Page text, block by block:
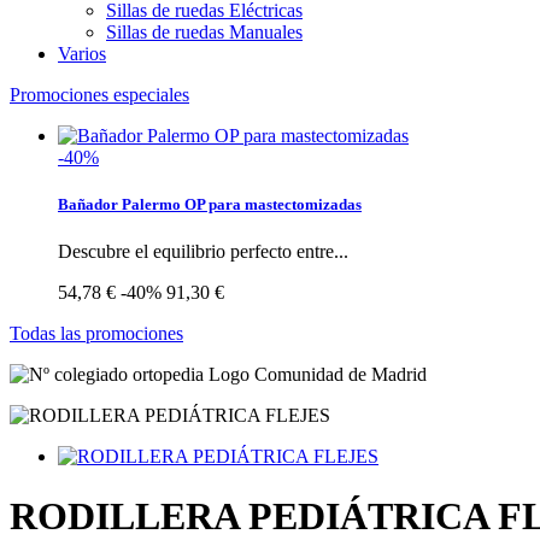
Sillas de ruedas Eléctricas
Sillas de ruedas Manuales
Varios
Promociones especiales
-40%
Bañador Palermo OP para mastectomizadas
Descubre el equilibrio perfecto entre...
54,78 € -40% 91,30 €
Todas las promociones
RODILLERA PEDIÁTRICA